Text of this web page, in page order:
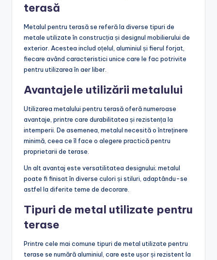
terasă
Metalul pentru terasă se referă la diverse tipuri de
metale utilizate în construcția și designul mobilierului de
exterior. Acestea includ oțelul, aluminiul și fierul forjat,
fiecare având caracteristici unice care le fac potrivite
pentru utilizarea în aer liber.
Avantajele utilizării metalului
Utilizarea metalului pentru terasă oferă numeroase
avantaje, printre care durabilitatea și rezistența la
intemperii. De asemenea, metalul necesită o întreținere
minimă, ceea ce îl face o alegere practică pentru
proprietarii de terase.
Un alt avantaj este versatilitatea designului; metalul
poate fi finisat în diverse culori și stiluri, adaptându-se
astfel la diferite teme de decorare.
Tipuri de metal utilizate pentru
terase
Printre cele mai comune tipuri de metal utilizate pentru
terase se numără aluminiul, care este ușor și rezistent la